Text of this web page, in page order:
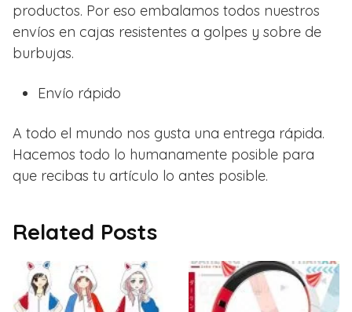
productos. Por eso embalamos todos nuestros
envíos en cajas resistentes a golpes y sobre de
burbujas.
Envío rápido
A todo el mundo nos gusta una entrega rápida.
Hacemos todo lo humanamente posible para
que recibas tu artículo lo antes posible.
Related Posts